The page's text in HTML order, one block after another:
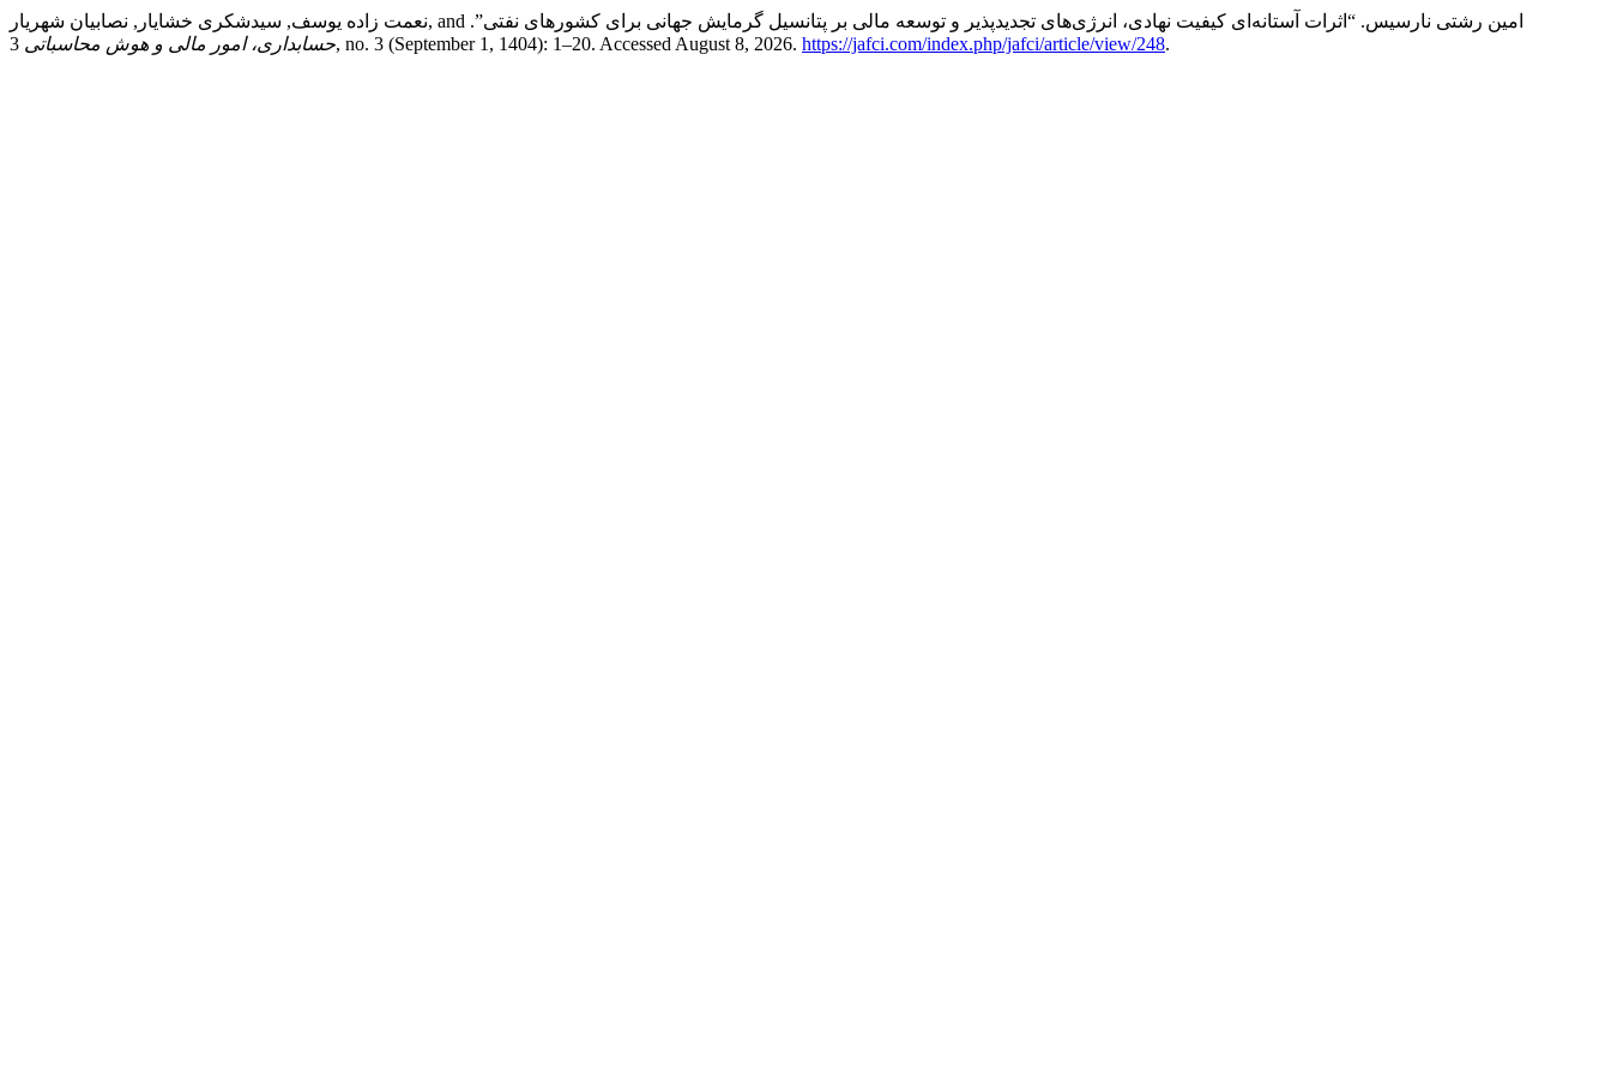
نعمت زاده یوسف, سیدشکری خشایار, نصابیان شهریار, and امین رشتی نارسیس. “اثرات آستانه‌ای کیفیت نهادی، انرژی‌های تجدیدپذیر و توسعه مالی بر پتانسیل گرمایش جهانی برای کشورهای نفتی”.
حسابداری، امور مالی و هوش محاسباتی3, no. 3 (September 1, 1404): 1–20. Accessed August 8, 2026. https://jafci.com/index.php/jafci/article/view/248.